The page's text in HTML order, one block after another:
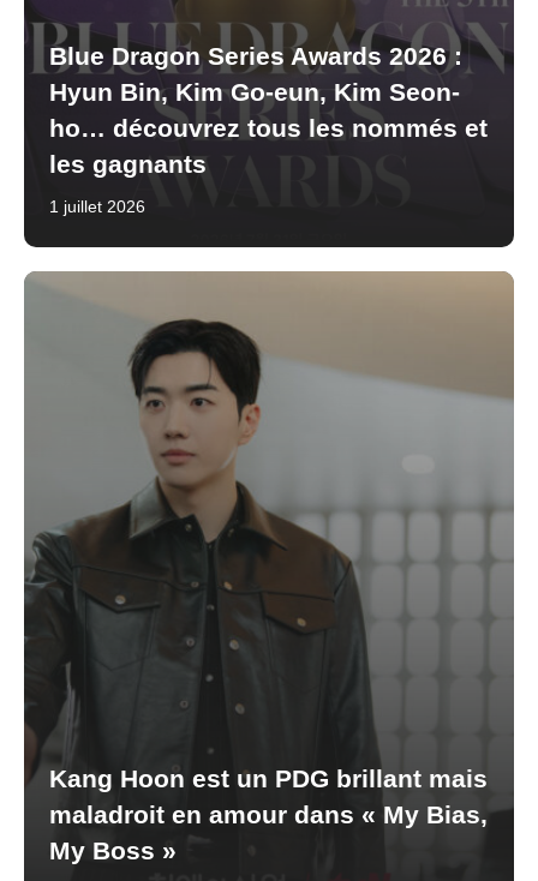
Blue Dragon Series Awards 2026 :
Hyun Bin, Kim Go-eun, Kim Seon-
ho… découvrez tous les nommés et
les gagnants
1 juillet 2026
Kang Hoon est un PDG brillant mais
maladroit en amour dans « My Bias,
My Boss »